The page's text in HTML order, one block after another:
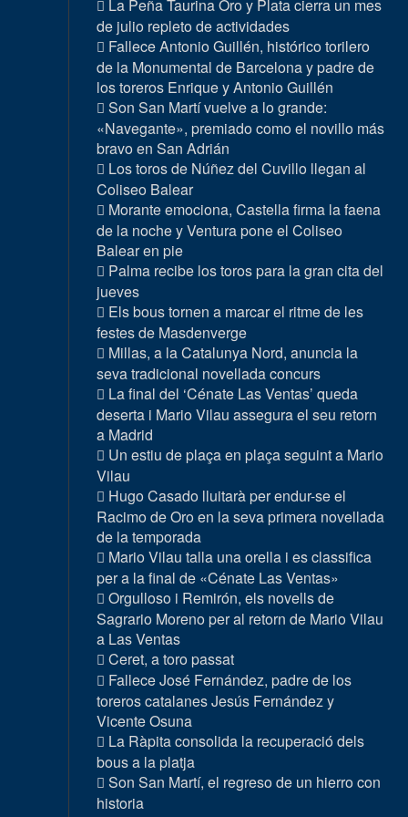
La Peña Taurina Oro y Plata cierra un mes
de julio repleto de actividades
Fallece Antonio Guillén, histórico torilero
de la Monumental de Barcelona y padre de
los toreros Enrique y Antonio Guillén
Son San Martí vuelve a lo grande:
«Navegante», premiado como el novillo más
bravo en San Adrián
Los toros de Núñez del Cuvillo llegan al
Coliseo Balear
Morante emociona, Castella firma la faena
de la noche y Ventura pone el Coliseo
Balear en pie
Palma recibe los toros para la gran cita del
jueves
Els bous tornen a marcar el ritme de les
festes de Masdenverge
Millas, a la Catalunya Nord, anuncia la
seva tradicional novellada concurs
La final del ‘Cénate Las Ventas’ queda
deserta i Mario Vilau assegura el seu retorn
a Madrid
Un estiu de plaça en plaça seguint a Mario
Vilau
Hugo Casado lluitarà per endur-se el
Racimo de Oro en la seva primera novellada
de la temporada
Mario Vilau talla una orella i es classifica
per a la final de «Cénate Las Ventas»
Orgulloso i Remirón, els novells de
Sagrario Moreno per al retorn de Mario Vilau
a Las Ventas
Ceret, a toro passat
Fallece José Fernández, padre de los
toreros catalanes Jesús Fernández y
Vicente Osuna
La Ràpita consolida la recuperació dels
bous a la platja
Son San Martí, el regreso de un hierro con
historia